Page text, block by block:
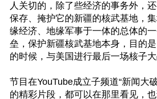
人关切的，除了些经济的事务外，
保存、掩护它的新疆的核武基地，
缘经济、地缘军事于一体的总体的
垒，保护新疆核武基地本身，目的
的时候，与美国进行最后一场核子大
节目在YouTube成立子频道“新闻大
的精彩片段，都可以在那里看见，也